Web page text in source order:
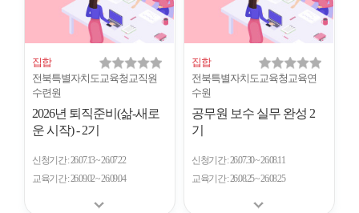
집합
전북특별자치도교육청교직원
수련원
2026년 퇴직준비(삶-새로
운 시작) - 2기
신청기간 26.07.13 ~ 26.07.22
교육기간 26.09.02 ~ 26.09.04
집합
전북특별자치도교육청교육연
수원
공무원 보수 실무 완성 2
기
신청기간 26.07.30 ~ 26.08.11
교육기간 26.08.25 ~ 26.08.25